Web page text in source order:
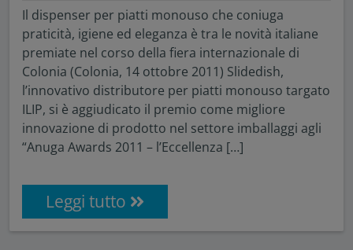
Il dispenser per piatti monouso che coniuga
praticità, igiene ed eleganza è tra le novità italiane
premiate nel corso della fiera internazionale di
Colonia (Colonia, 14 ottobre 2011) Slidedish,
l’innovativo distributore per piatti monouso targato
ILIP, si è aggiudicato il premio come migliore
innovazione di prodotto nel settore imballaggi agli
“Anuga Awards 2011 – l’Eccellenza […]
Leggi tutto